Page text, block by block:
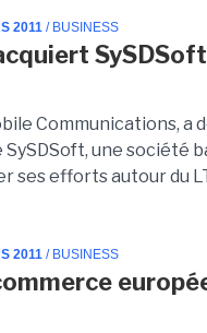
2011 / BUSINESS
Communications, a
SySDSoft, une société
ses efforts autour du
2011 / BUSINESS